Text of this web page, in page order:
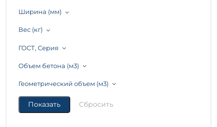
Ширина (мм)
Вес (кг)
ГОСТ, Серия
Объем бетона (м3)
Геометрический объем (м3)